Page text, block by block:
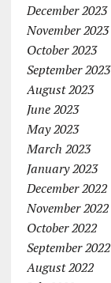
December 2023
November 2023
October 2023
September 2023
August 2023
June 2023
May 2023
March 2023
January 2023
December 2022
November 2022
October 2022
September 2022
August 2022